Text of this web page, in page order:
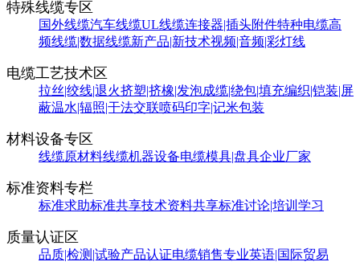
特殊线缆专区
国外线缆汽车线缆UL线缆连接器|插头附件特种电缆高
频线缆|数据线缆新产品|新技术视频|音频|彩灯线
电缆工艺技术区
拉丝|绞线|退火挤塑|挤橡|发泡成缆|绕包|填充编织|铠装|屏
蔽温水|辐照|干法交联喷码印字|记米包装
材料设备专区
线缆原材料线缆机器设备电缆模具|盘具企业厂家
标准资料专栏
标准求助标准共享技术资料共享标准讨论|培训学习
质量认证区
品质|检测|试验产品认证电缆销售专业英语|国际贸易